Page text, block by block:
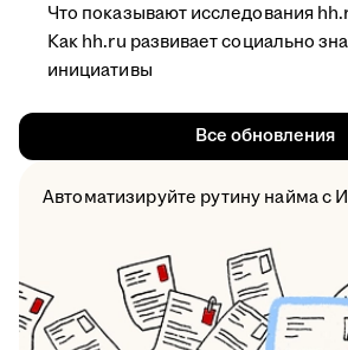
Что показывают исследования
Как hh.ru развивает социально
инициативы
Все обновления
Автоматизируйте рутину найма